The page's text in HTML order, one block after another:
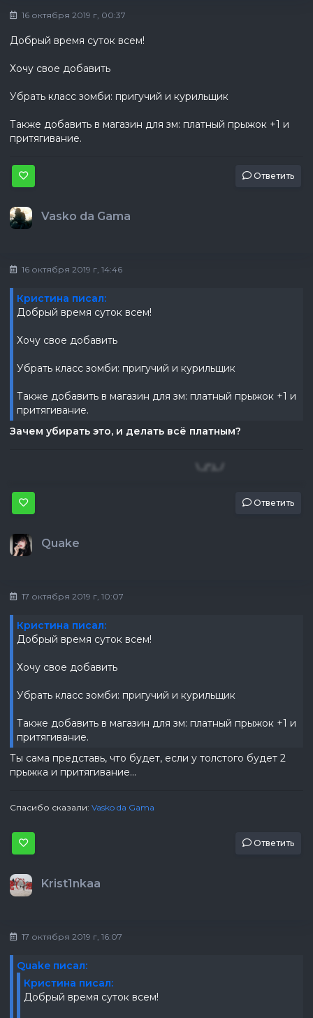
16 октября 2019 г, 00:37
Добрый время суток всем!
Хочу свое добавить
Убрать класс зомби: пригучий и курильщик
Также добавить в магазин для зм: платный прыжок +1 и
притягивание.
Ответить
Vasko da Gama
16 октября 2019 г, 14:46
Кристина писал:
Добрый время суток всем!
Хочу свое добавить
Убрать класс зомби: пригучий и курильщик
Также добавить в магазин для зм: платный прыжок +1 и
притягивание.
Зачем убирать это, и делать всё платным?
\_(",)_/
Ответить
Quake
17 октября 2019 г, 10:07
Кристина писал:
Добрый время суток всем!
Хочу свое добавить
Убрать класс зомби: пригучий и курильщик
Также добавить в магазин для зм: платный прыжок +1 и
притягивание.
Ты сама представь, что будет, если у толстого будет 2
прыжка и притягивание...
Спасибо сказали: Vasko da Gama
Ответить
Krist1nkaa
17 октября 2019 г, 16:07
Quake писал:
Кристина писал:
Добрый время суток всем!